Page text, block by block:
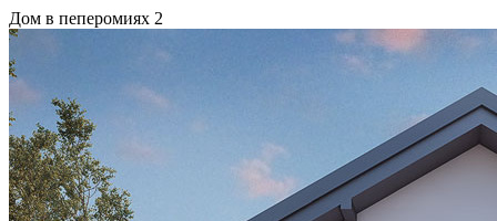
Дом в пеперомиях 2